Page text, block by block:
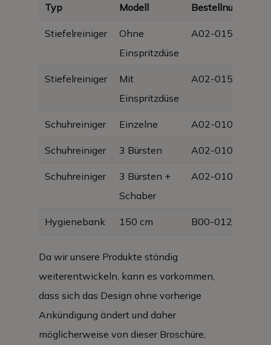
Typ Modell Bestellnummer
Stiefelreiniger
Ohne
Einspritzdüse
A02-0150
Stiefelreiniger
Mit
Einspritzdüse
A02-0151
Schuhreiniger Einzelne A02-0103
Schuhreiniger 3 Bürsten A02-0104
Schuhreiniger
3 Bürsten +
Schaber
A02-0105
Hygienebank 150 cm B00-0121
Da wir unsere Produkte ständig
weiterentwickeln, kann es vorkommen,
dass sich das Design ohne vorherige
Ankündigung ändert und daher
möglicherweise von dieser Broschüre,